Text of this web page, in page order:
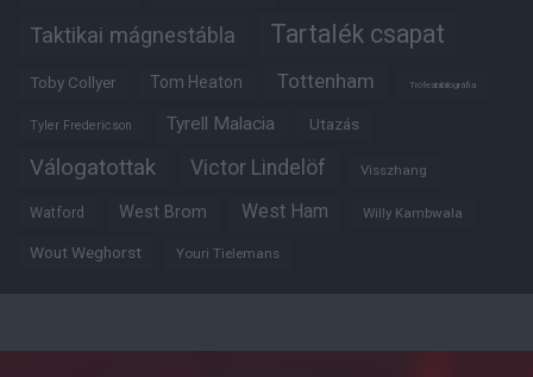
Taktikai mágnestábla Tartalék csapat
Toby Collyer Tom Heaton Tottenham Trófeabibliográfia
Tyler Fredericson Tyrell Malacia Utazás
Válogatottak Victor Lindelöf Visszhang
Watford West Brom West Ham Willy Kambwala
Wout Weghorst Youri Tielemans